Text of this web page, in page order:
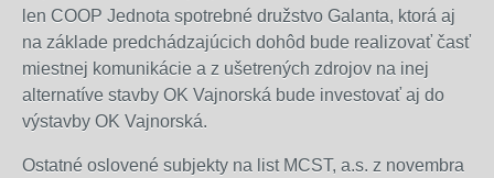
len COOP Jednota spotrebné družstvo Galanta, ktorá aj
na základe predchádzajúcich dohôd bude realizovať časť
miestnej komunikácie a z ušetrených zdrojov na inej
alternatíve stavby OK Vajnorská bude investovať aj do
výstavby OK Vajnorská.
Ostatné oslovené subjekty na list MCST, a.s. z novembra